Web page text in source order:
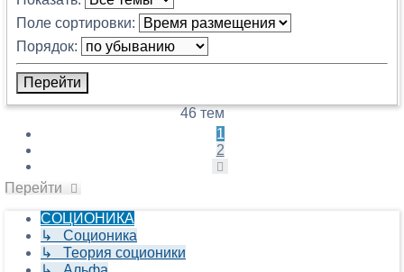
Поле сортировки:
Порядок:
46 тем
1
2
Перейти
СОЦИОНИКА
↳ Соционика
↳ Теория соционики